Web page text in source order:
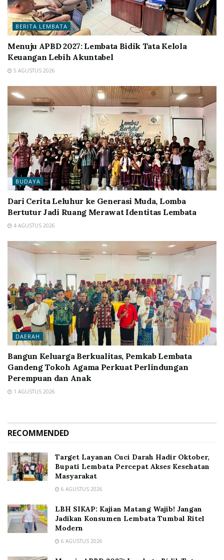
BERITA LEMBATA
Menuju APBD 2027: Lembata Bidik Tata Kelola
Keuangan Lebih Akuntabel
5 AGUSTUS 2026
BUDAYA
Dari Cerita Leluhur ke Generasi Muda, Lomba
Bertutur Jadi Ruang Merawat Identitas Lembata
4 AGUSTUS 2026
DAERAH
Bangun Keluarga Berkualitas, Pemkab Lembata
Gandeng Tokoh Agama Perkuat Perlindungan
Perempuan dan Anak
1 AGUSTUS 2026
RECOMMENDED
Target Layanan Cuci Darah Hadir Oktober,
Bupati Lembata Percepat Akses Kesehatan
Masyarakat
6 AGUSTUS 2026
LBH SIKAP: Kajian Matang Wajib! Jangan
Jadikan Konsumen Lembata Tumbal Ritel
Modern
6 AGUSTUS 2026